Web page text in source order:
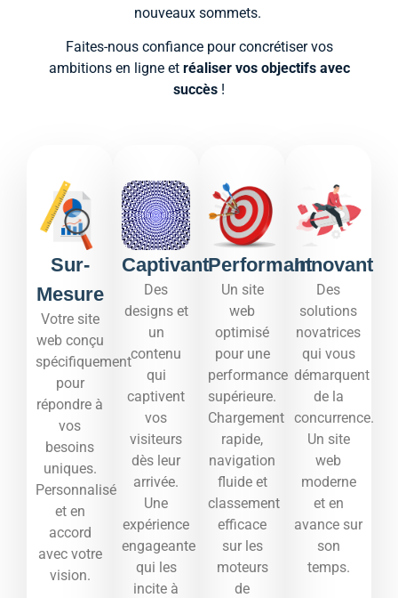
nouveaux sommets.
Faites-nous confiance pour concrétiser vos
ambitions en ligne et réaliser vos objectifs avec
succès !
Sur-
Mesure
Votre site
web conçu
spécifiquement
pour
répondre à
vos
besoins
uniques.
Personnalisé
et en
accord
avec votre
vision.
Captivant
Des
designs et
un
contenu
qui
captivent
vos
visiteurs
dès leur
arrivée.
Une
expérience
engageante
qui les
incite à
Performant
Un site
web
optimisé
pour une
performance
supérieure.
Chargement
rapide,
navigation
fluide et
classement
efficace
sur les
moteurs
de
Innovant
Des
solutions
novatrices
qui vous
démarquent
de la
concurrence.
Un site
web
moderne
et en
avance sur
son
temps.​